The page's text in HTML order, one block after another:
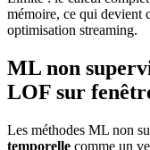
mémoire, ce qui devient
optimisation streaming.
ML non
LOF sur
Les méthodes ML non
temporelle comme un